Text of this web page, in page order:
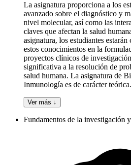
La asignatura proporciona a los
avanzado sobre el diagnóstico y
nivel molecular, así como las
claves que afectan la salud
asignatura, los estudiantes
estos conocimientos en la
proyectos clínicos de
significativa a la resolución de
salud humana. La asignatura de
Inmunología es de carácter teórica.
Ver más ↓
Fundamentos de la investigación